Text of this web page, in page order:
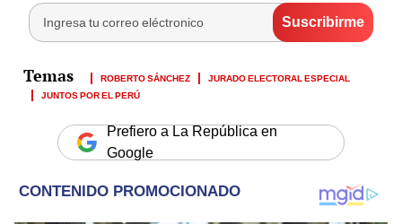
ROBERTO SÁNCHEZ
JURADO ELECTORAL ESPECIAL
JUNTOS POR EL PERÚ
Prefiero a La República en
Google